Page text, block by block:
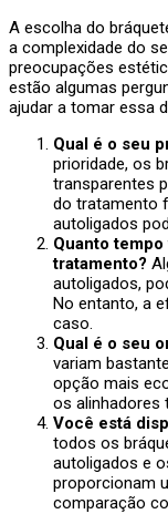
A escolha do
a complexidade do
preocupações
estão algumas
ajudar a tomar essa
Qual é o seu
prioridade, os
transparentes
do tratamento
autoligados
Quanto
tratamento?
autoligados,
No entanto, a
caso.
Qual é o seu
variam
opção mais
os alinhadores
Você está
todos os
autoligados e
proporcionam
comparação